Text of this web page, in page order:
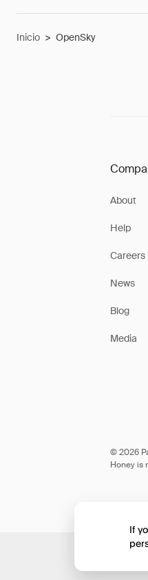
Inicio > OpenSky
About
Help
Careers
News
Blog
Media
© 2026
Honey is
If